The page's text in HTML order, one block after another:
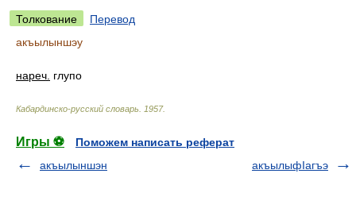
Толкование
Перевод
акъылыншэу
нареч. глупо
Кабардинско-русский словарь 1957.
Игры ⚽
Поможем написать реферат
акъылыншэн
акъылыфIагъэ